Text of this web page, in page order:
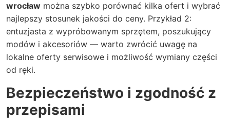
wrocław można szybko porównać kilka ofert i wybrać
najlepszy stosunek jakości do ceny. Przykład 2:
entuzjasta z wypróbowanym sprzętem, poszukujący
modów i akcesoriów — warto zwrócić uwagę na
lokalne oferty serwisowe i możliwość wymiany części
od ręki.
Bezpieczeństwo i zgodność z
przepisami